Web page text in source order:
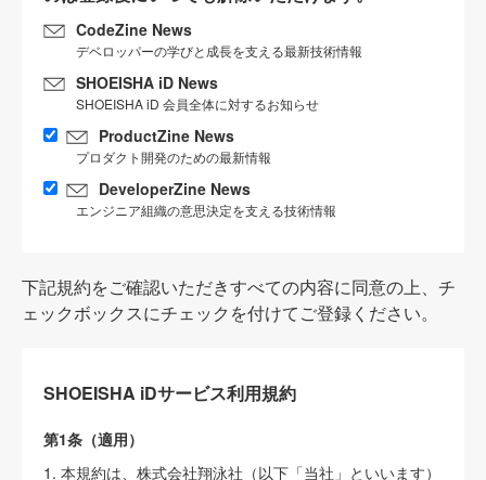
CodeZine News
デベロッパーの学びと成長を支える最新技術情報
SHOEISHA iD News
SHOEISHA iD 会員全体に対するお知らせ
ProductZine News
プロダクト開発のための最新情報
DeveloperZine News
エンジニア組織の意思決定を支える技術情報
下記規約をご確認いただきすべての内容に同意の上、チ
ェックボックスにチェックを付けてご登録ください。
SHOEISHA iDサービス利用規約
第1条（適用）
1. 本規約は、株式会社翔泳社（以下「当社」といいます）